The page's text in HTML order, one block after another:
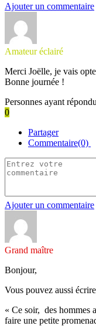
Ajouter un commentaire
Amateur éclairé
Merci Joëlle, je vais
Bonne journée !
Personnes ayant
0
Partager
Commentaire(0)
Ajouter un commentaire
Grand maître
Bonjour,
Vous pouvez aussi
« Ce soir, des hommes
faire une petite